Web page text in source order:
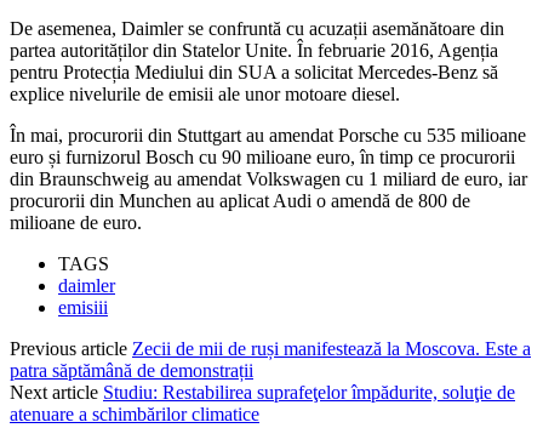
De asemenea, Daimler se confruntă cu acuzații asemănătoare din
partea autorităților din Statelor Unite. În februarie 2016, Agenția
pentru Protecția Mediului din SUA a solicitat Mercedes-Benz să
explice nivelurile de emisii ale unor motoare diesel.
În mai, procurorii din Stuttgart au amendat Porsche cu 535 milioane
euro și furnizorul Bosch cu 90 milioane euro, în timp ce procurorii
din Braunschweig au amendat Volkswagen cu 1 miliard de euro, iar
procurorii din Munchen au aplicat Audi o amendă de 800 de
milioane de euro.
TAGS
daimler
emisiii
Previous article Zecii de mii de ruși manifestează la Moscova. Este a
patra săptămână de demonstrații
Next article Studiu: Restabilirea suprafeţelor împădurite, soluţie de
atenuare a schimbărilor climatice